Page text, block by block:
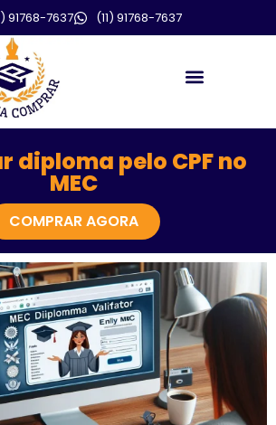
91768-7637 (11) 91768-7637
diploma pelo CPF no
MEC
COMPRAR AGORA